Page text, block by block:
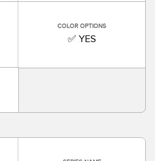
COLOR OPTIONS
✅ YES